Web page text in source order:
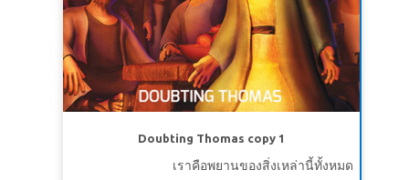
Doubting Thomas copy 1
เราคือพยานของสิ่งเหล่านี้ทั้งหมด